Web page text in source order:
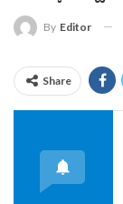
By Editor
Share